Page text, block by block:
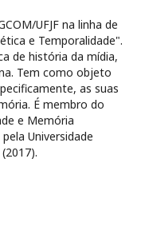
UFJF na linha de
e Temporalidade".
de história da mídia,
Tem como objeto
as suas
É membro do
e Memória
Universidade